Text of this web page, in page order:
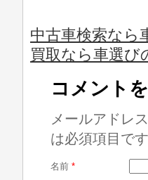
中古車検索なら
買取なら車選び
コメント
メールアドレ
は必須項目です
名前 *